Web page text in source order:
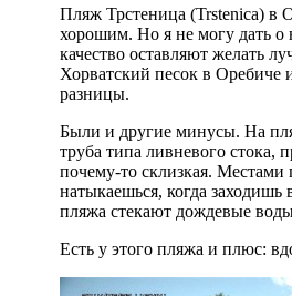
Пляж Трстеница (Trstenica) в
хорошим. Но я не могу дать о
качество оставляют желать
Хорватский песок в Оребиче
разницы.
Были и другие минусы. На
труба типа ливневого стока,
почему-то склизкая.
натыкаешься, когда
пляжа стекают дождевые
Есть у этого пляжа и плюс: